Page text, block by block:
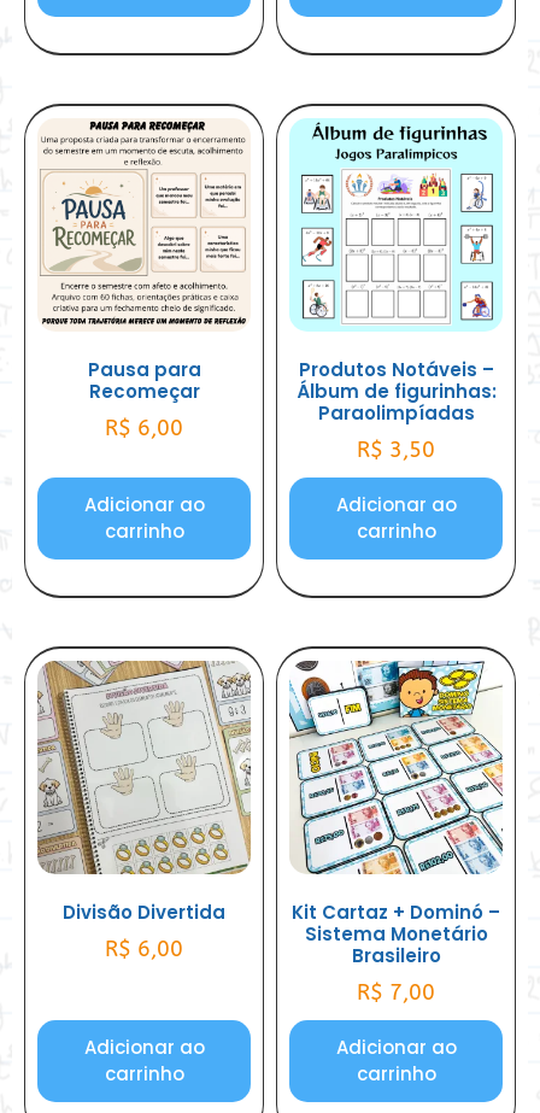
Pausa para
Recomeçar
R$ 6,00
Adicionar ao
carrinho
Produtos Notáveis –
Álbum de figurinhas:
Paraolimpíadas
R$ 3,50
Adicionar ao
carrinho
Divisão Divertida
R$ 6,00
Adicionar ao
carrinho
Kit Cartaz + Dominó –
Sistema Monetário
Brasileiro
R$ 7,00
Adicionar ao
carrinho